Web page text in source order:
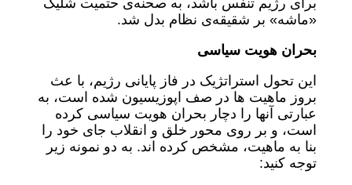
برای رژیم تنفس باشد، به صحنه‌ی حتمیت شلیک
«ماشه»‌ بر شقیقه‌ی نظام بدل شد.
بحران هویت سیاسی
این تحول استراتژیک در فاز پایانی رژیم، با عث
بروز ماهیت ها در صف اپوزیسیون شده است، به
عبارتی آنها را دچار بحران هویت سیاسی کرده
است، و بر روی محور خلق و انقلاب جای خود را
بنا به ماهیت، مشخص کرده اند. به دو نمونه زیر
توجه کنید: